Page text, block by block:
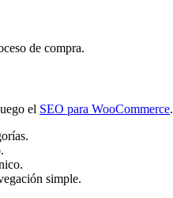
de compra.
el SEO para WooCommerce.
simple.